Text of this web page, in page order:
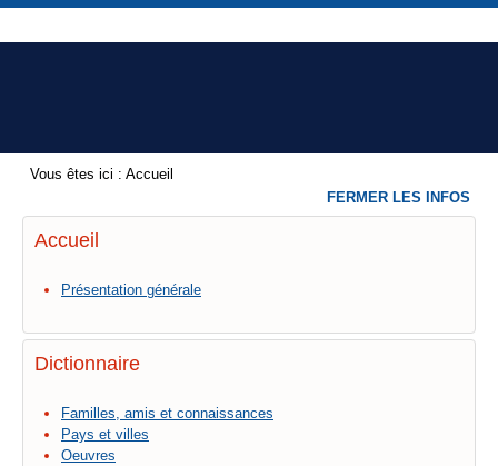
Vous êtes ici : Accueil
Accueil
Présentation générale
Dictionnaire
Familles, amis et connaissances
Pays et villes
Oeuvres
FERMER LES INFOS